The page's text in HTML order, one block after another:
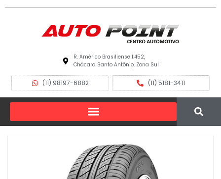
R. Américo Brasiliense 1.452,
Chácara Santo Antônio, Zona Sul
(11) 98197-6882 (11) 5181-3411